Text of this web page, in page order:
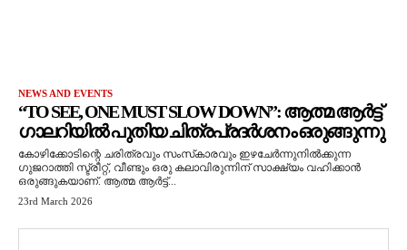
NEWS AND EVENTS
“TO SEE, ONE MUST SLOW DOWN”: ആത്മ ആർട്ട്
ഗാലറിയിൽ പുതിയ ചിത്രപ്രദർശനം ഒരുങ്ങുന്നു
കോഴിക്കോടിന്റെ ചരിത്രവും സംസ്‌കാരവും ഇഴചേർന്നുനിൽക്കുന്ന
ഗുജറാത്തി സ്ട്രീറ്റ്, വീണ്ടും ഒരു കലാവിരുന്നിന് സാക്ഷ്യം വഹിക്കാൻ
ഒരുങ്ങുകയാണ്. ആത്മ ആർട്ട്...
23rd March 2026